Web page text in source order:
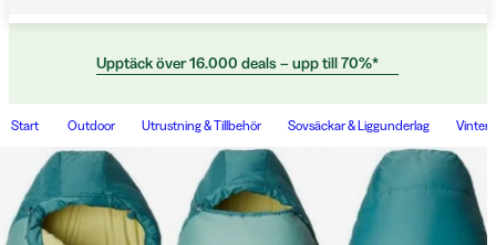
Upptäck över 16.000 deals – upp till 70%*
Start Outdoor Utrustning & Tillbehör Sovsäckar & Liggunderlag